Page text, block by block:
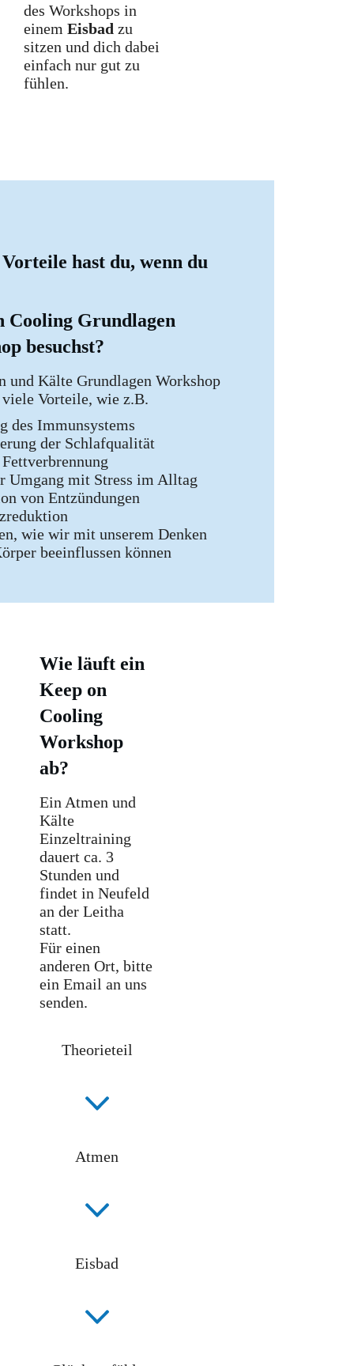
des Workshops in
einem Eisbad zu
sitzen und dich dabei
einfach nur gut zu
fühlen.
hast du, wenn du
Cooling Grundlagen
besuchst?
und Kälte Grundlagen Workshop
Vorteile, wie z.B.
des Immunsystems
der Schlafqualität
Umgang mit Stress im Alltag
von Entzündungen
wie wir mit unserem Denken
beeinflussen können
Wie läuft ein
Keep on
Cooling
Workshop
ab?
Ein Atmen und
Kälte
Einzeltraining
dauert ca. 3
Stunden und
findet in Neufeld
an der Leitha
statt.
Für einen
anderen Ort, bitte
ein Email an uns
senden.
Theorieteil
Atmen
Eisbad